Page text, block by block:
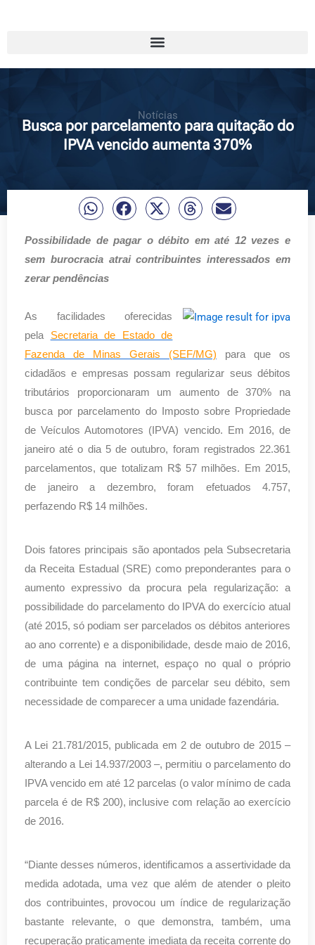
Notícias
Busca por parcelamento para quitação do
IPVA vencido aumenta 370%
Possibilidade de pagar o débito em até 12 vezes e
sem burocracia atrai contribuintes interessados em
zerar pendências
As facilidades oferecidas
pela Secretaria de Estado de
Fazenda de Minas Gerais (SEF/MG) para que os
cidadãos e empresas possam regularizar seus débitos
tributários proporcionaram um aumento de 370% na
busca por parcelamento do Imposto sobre Propriedade
de Veículos Automotores (IPVA) vencido. Em 2016, de
janeiro até o dia 5 de outubro, foram registrados 22.361
parcelamentos, que totalizam R$ 57 milhões. Em 2015,
de janeiro a dezembro, foram efetuados 4.757,
perfazendo R$ 14 milhões.
Dois fatores principais são apontados pela Subsecretaria
da Receita Estadual (SRE) como preponderantes para o
aumento expressivo da procura pela regularização: a
possibilidade do parcelamento do IPVA do exercício atual
(até 2015, só podiam ser parcelados os débitos anteriores
ao ano corrente) e a disponibilidade, desde maio de 2016,
de uma página na internet, espaço no qual o próprio
contribuinte tem condições de parcelar seu débito, sem
necessidade de comparecer a uma unidade fazendária.
A Lei 21.781/2015, publicada em 2 de outubro de 2015 –
alterando a Lei 14.937/2003 –, permitiu o parcelamento do
IPVA vencido em até 12 parcelas (o valor mínimo de cada
parcela é de R$ 200), inclusive com relação ao exercício
de 2016.
“Diante desses números, identificamos a assertividade da
medida adotada, uma vez que além de atender o pleito
dos contribuintes, provocou um índice de regularização
bastante relevante, o que demonstra, também, uma
recuperação praticamente imediata da receita corrente do